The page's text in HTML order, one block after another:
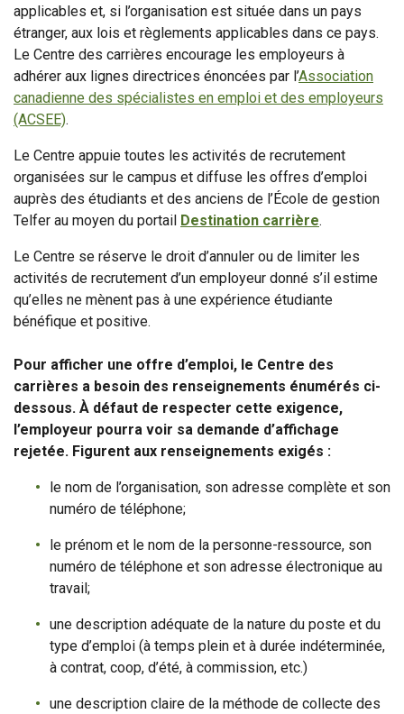
applicables et, si l’organisation est située dans un pays
étranger, aux lois et règlements applicables dans ce pays.
Le Centre des carrières encourage les employeurs à
adhérer aux lignes directrices énoncées par l’Association
canadienne des spécialistes en emploi et des employeurs
(ACSEE).
Le Centre appuie toutes les activités de recrutement
organisées sur le campus et diffuse les offres d’emploi
auprès des étudiants et des anciens de l’École de gestion
Telfer au moyen du portail Destination carrière.
Le Centre se réserve le droit d’annuler ou de limiter les
activités de recrutement d’un employeur donné s’il estime
qu’elles ne mènent pas à une expérience étudiante
bénéfique et positive.
Pour afficher une offre d’emploi, le Centre des
carrières a besoin des renseignements énumérés ci-
dessous. À défaut de respecter cette exigence,
l’employeur pourra voir sa demande d’affichage
rejetée. Figurent aux renseignements exigés :
le nom de l’organisation, son adresse complète et son
numéro de téléphone;
le prénom et le nom de la personne-ressource, son
numéro de téléphone et son adresse électronique au
travail;
une description adéquate de la nature du poste et du
type d’emploi (à temps plein et à durée indéterminée,
à contrat, coop, d’été, à commission, etc.)
une description claire de la méthode de collecte des